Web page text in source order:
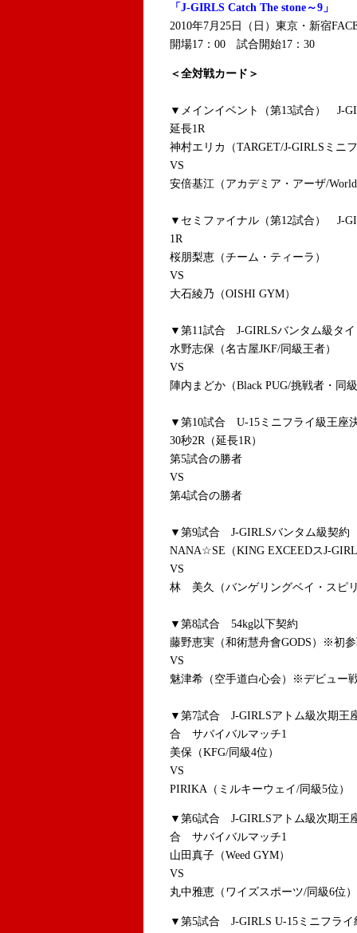
「J-GIRLS Catch The stone～9」
2010年7月25日（日）東京・新宿
開場17：00 試合開始17：30
＜全対戦カード＞
▼メインイベント（第13試合） J-
延長1R
神村エリカ（TARGET/J-GIRLSミニ
VS
安倍基江（アカデミア・アーザ/
▼セミファイナル（第12試合） J-
1R
桜朋梨恵（チーム・ティーラ）
VS
大石綾乃（OISHI GYM）
▼ 第11試合 J-GIRLSバンタム級タ
水野志保（名古屋JKF/同級王者）
VS
陣内まどか（Black PUG/挑戦者・同
▼第10試合 U-15ミニフライ級王
30秒2R（延長1R）
第5試合の勝者
VS
第4試合の勝者
▼第9試合 J-GIRLSバンタム級契約
NANA☆SE（KING EXCEEDスJ-
VS
林 美久（バンゲリングベイ・スピ
▼第8試合 54kg以下契約
藤野恵実（和術慧舟會GODS）※初
VS
魅津希（空手道白心会）※デビュ
▼第7試合 J-GIRLSアトム級次期王
合 サバイバルマッチ1
美保（KFG/同級4位）
VS
PIRIKA（ミルキーウェイ/同級5位）
▼第6試合 J-GIRLSアトム級次期王
合 サバイバルマッチ1
山田真子（Weed GYM）
VS
丸中雅恵（ワイズスポーツ/同級6位）
▼第5試合 J-GIRLS U-15ミニフラ